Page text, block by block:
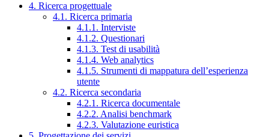
4. Ricerca progettuale
4.1. Ricerca primaria
4.1.1. Interviste
4.1.2. Questionari
4.1.3. Test di usabilità
4.1.4. Web analytics
4.1.5. Strumenti di mappatura dell’esperienza
utente
4.2. Ricerca secondaria
4.2.1. Ricerca documentale
4.2.2. Analisi benchmark
4.2.3. Valutazione euristica